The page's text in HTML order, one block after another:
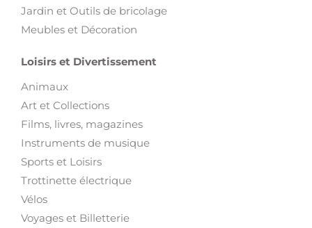
Jardin et Outils de bricolage
Meubles et Décoration
Loisirs et Divertissement
Animaux
Art et Collections
Films, livres, magazines
Instruments de musique
Sports et Loisirs
Trottinette électrique
Vélos
Voyages et Billetterie